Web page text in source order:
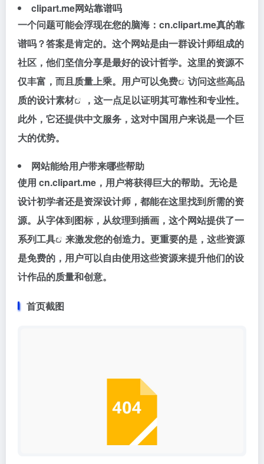
clipart.me网站靠谱吗
一个问题可能会浮现在您的脑海：cn.clipart.me真的靠
谱吗？答案是肯定的。这个网站是由一群设计师组成的
社区，他们坚信分享是最好的设计哲学。这里的资源不
仅丰富，而且质量上乘。用户可以免费
访问这些高品
质的设计素材
，这一点足以证明其可靠性和专业性。
此外，它还提供中文服务，这对中国用户来说是一个巨
大的优势​​​​。
网站能给用户带来哪些帮助
使用 cn.clipart.me，用户将获得巨大的帮助。无论是
设计初学者还是资深设计师，都能在这里找到所需的资
源。从字体到图标，从纹理到插画，这个网站提供了一
系列工具
来激发您的创造力。更重要的是，这些资源
是免费的，用户可以自由使用这些资源来提升他们的设
计作品的质量和创意​​​​。
首页截图